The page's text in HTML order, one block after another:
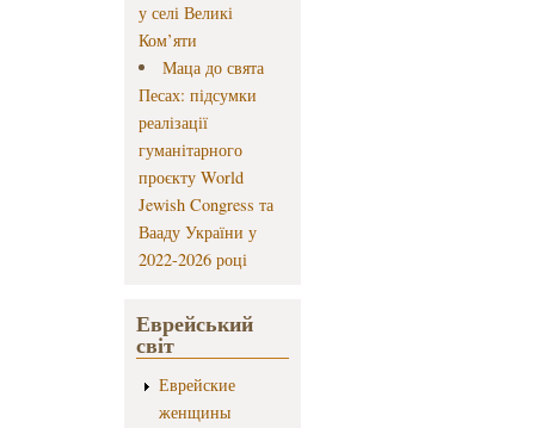
у селі Великі
Ком’яти
Маца до свята
Песах: підсумки
реалізації
гуманітарного
проєкту World
Jewish Congress та
Вааду України у
2022-2026 році
Еврейський
світ
Еврейские
женщины